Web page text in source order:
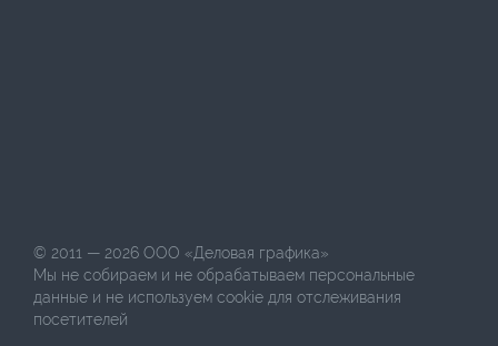
© 2011 — 2026 ООО «Деловая графика»
Мы не собираем и не обрабатываем персональные
данные и не используем cookie для отслеживания
посетителей